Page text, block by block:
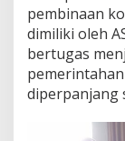
pembinaan
dimiliki oleh
bertugas
diperpanjang